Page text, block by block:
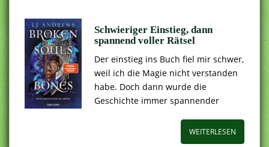
Schwieriger Einstieg, dann
spannend voller Rätsel
Der einstieg ins Buch fiel mir schwer,
weil ich die Magie nicht verstanden
habe. Doch dann wurde die
Geschichte immer spannender
WEITERLESEN